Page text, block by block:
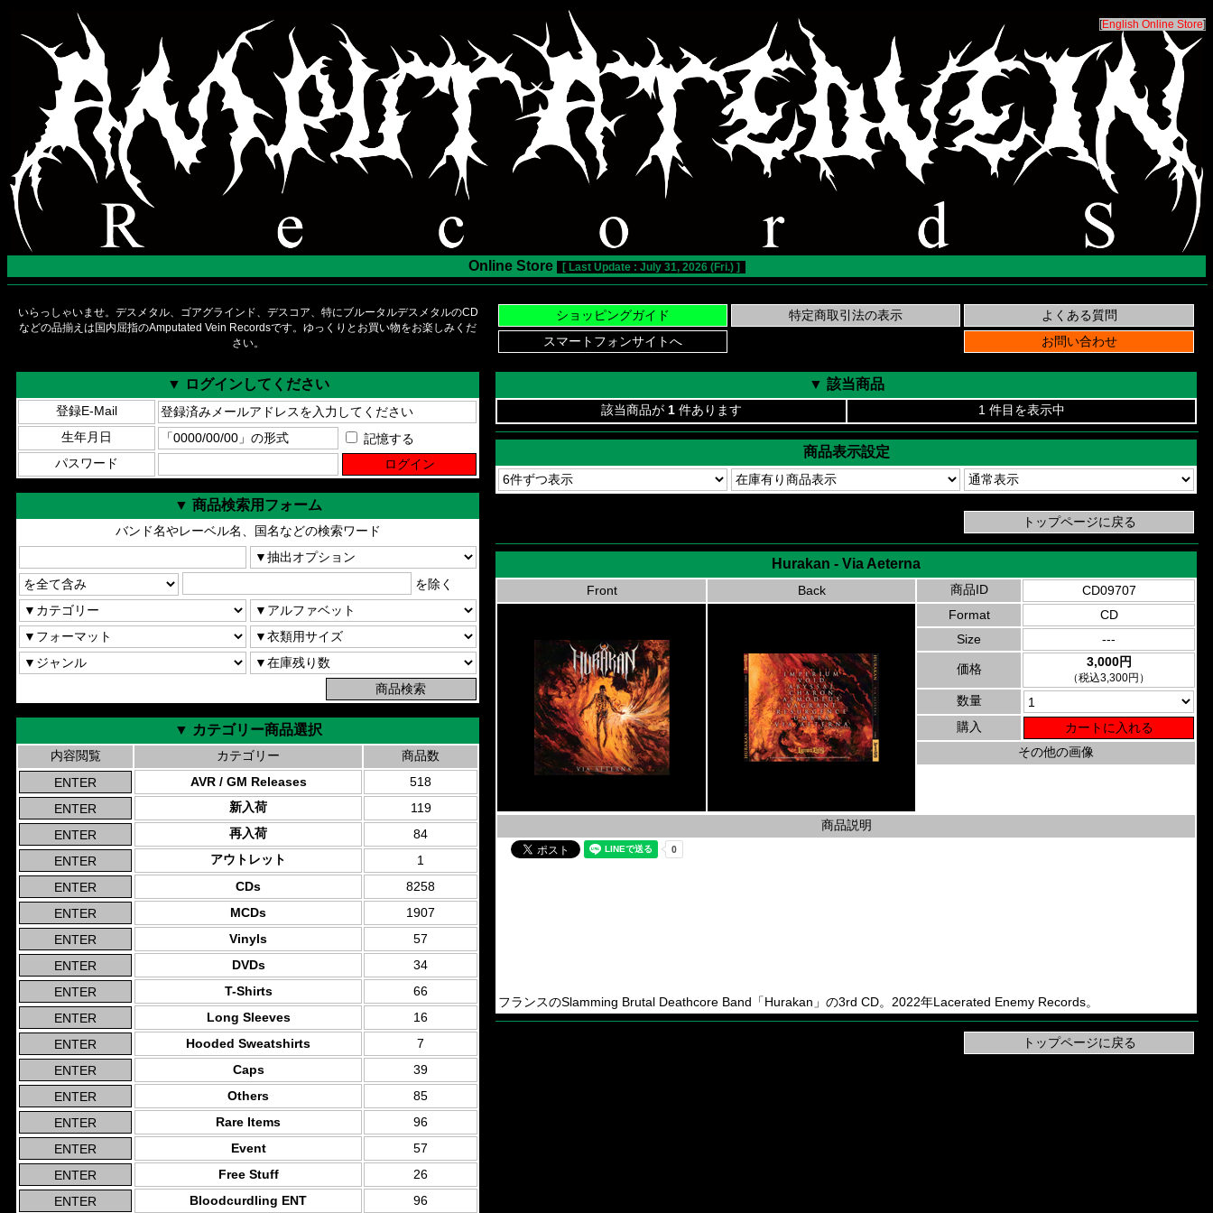
[English Online Store]
Online Store [ Last Update : July 31, 2026 (Fri.) ]
いらっしゃいませ。デスメタル、ゴアグラインド、デスコア、特にブルータルデスメタルのCD
などの品揃えは国内屈指のAmputated Vein Recordsです。ゆっくりとお買い物をお楽しみくだ
さい。
▼ ログインしてください
登録E-Mail
生年月日
記憶する
パスワード
▼ 商品検索用フォーム
バンド名やレーベル名、国名などの検索ワード
を除く
▼ カテゴリー商品選択
内容閲覧 カテゴリー
商品数
AVR / GM Releases
518
新入荷
119
再入荷
84
アウトレット
1
CDs
8258
MCDs
1907
Vinyls
57
DVDs
34
T-Shirts
66
Long Sleeves
16
Hooded Sweatshirts
7
Caps
39
Others
85
Rare Items
96
Event
57
Free Stuff
26
Bloodcurdling ENT
96
▼ 該当商品
該当商品が 1 件あります 1 件目を表示中
商品表示設定
Hurakan - Via Aeterna
Front Back 商品ID
CD09707
Format
CD
Size
---
価格 3,000円
（税込3,300円）
数量
購入
その他の画像
商品説明
フランスのSlamming Brutal Deathcore Band「Hurakan」の3rd CD。2022年Lacerated Enemy Records。